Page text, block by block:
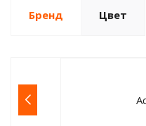
Бренд Цвет